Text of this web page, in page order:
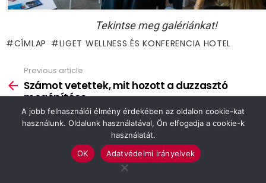
Tekintse meg galériánkat!
CÍMLAP LIGET WELLNESS ÉS KONFERENCIA HOTEL
more
Previous article
Számot vetettek, mit hozott a duzzasztó
megépítése
Next article
25 madár kapott gyűrűt a bemutatón
A jobb felhasználói élmény érdekében az oldalon cookie-kat
használunk. Oldalunk használatával, Ön elfogadja a cookie-k
használatát.
OK
Adatvédelmi irányelvek